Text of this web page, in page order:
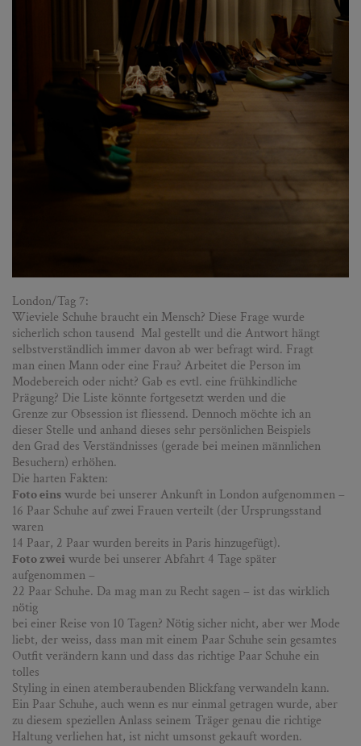
London/Tag 7:
Wieviele Schuhe braucht ein Mensch? Diese Frage wurde
sicherlich schon tausend Mal gestellt und die Antwort hängt
selbstverständlich immer davon ab wer befragt wird. Fragt
man einen Mann oder eine Frau? Arbeitet die Person im
Modebereich oder nicht? Gab es evtl. eine frühkindliche
Prägung? Die Liste könnte fortgesetzt werden und die
Grenze zur Obsession ist fliessend. Dennoch möchte ich an
dieser Stelle und anhand dieses sehr persönlichen Beispiels
den Grad des Verständnisses (gerade bei meinen männlichen
Besuchern) erhöhen.
Die harten Fakten:
Foto einswurde bei unserer Ankunft in London aufgenommen –
16 Paar Schuhe auf zwei Frauen verteilt (der Ursprungsstand
waren
14 Paar, 2 Paar wurden bereits in Paris hinzugefügt).
Foto zwei wurde bei unserer Abfahrt 4 Tage später
aufgenommen –
22 Paar Schuhe. Da mag man zu Recht sagen – ist das wirklich
nötig
bei einer Reise von 10 Tagen? Nötig sicher nicht, aber wer Mode
liebt, der weiss, dass man mit einem Paar Schuhe sein gesamtes
Outfit verändern kann und dass das richtige Paar Schuhe ein
tolles
Styling in einen atemberaubenden Blickfang verwandeln kann.
Ein Paar Schuhe, auch wenn es nur einmal getragen wurde, aber
zu diesem speziellen Anlass seinem Träger genau die richtige
Haltung verliehen hat, ist nicht umsonst gekauft worden.